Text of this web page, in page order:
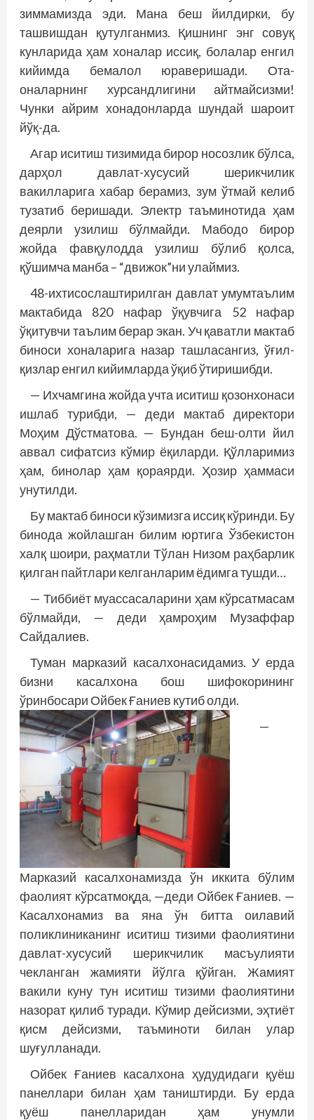
зиммамизда эди. Мана беш йилдирки, бу
ташвишдан қутулганмиз. Қишнинг энг совуқ
кунларида ҳам хоналар иссиқ, болалар енгил
кийимда бемалол юраверишади. Ота-
оналарнинг хурсандлигини айтмайсизми!
Чунки айрим хонадонларда шундай шароит
йўқ-да.
Агар иситиш тизимида бирор носозлик бўлса,
дарҳол давлат-хусусий шерикчилик
вакилларига хабар берамиз, зум ўтмай келиб
тузатиб беришади. Электр таъминотида ҳам
деярли узилиш бўлмайди. Мабодо бирор
жойда фавқулодда узилиш бўлиб қолса,
қўшимча манба – “движок”ни улаймиз.
48-ихтисослаштирилган давлат умумтаълим
мактабида 820 нафар ўқувчига 52 нафар
ўқитувчи таълим берар экан. Уч қаватли мактаб
биноси хоналарига назар ташласангиз, ўғил-
қизлар енгил кийимларда ўқиб ўтиришибди.
— Ихчамгина жойда учта иситиш қозонхонаси
ишлаб турибди, — деди мактаб директори
Моҳим Дўстматова. — Бундан беш-олти йил
аввал сифатсиз кўмир ёқиларди. Қўлларимиз
ҳам, бинолар ҳам қораярди. Ҳозир ҳаммаси
унутилди.
Бу мактаб биноси кўзимизга иссиқ кўринди. Бу
бинода жойлашган билим юртига Ўзбекистон
халқ шоири, раҳматли Тўлан Низом раҳбарлик
қилган пайтлари келганларим ёдимга тушди…
— Тиббиёт муассасаларини ҳам кўрсатмасам
бўлмайди, — деди ҳамроҳим Музаффар
Сайдалиев.
Туман марказий касалхонасидамиз. У ерда
бизни касалхона бош шифокорининг
ўринбосари Ойбек Ғаниев кутиб олди.
—
Марказий касалхонамизда ўн иккита бўлим
фаолият кўрсатмоқда, —деди Ойбек Ғаниев. —
Касалхонамиз ва яна ўн битта оилавий
поликлиниканинг иситиш тизими фаолиятини
давлат-хусусий шерикчилик масъулияти
чекланган жамияти йўлга қўйган. Жамият
вакили куну тун иситиш тизими фаолиятини
назорат қилиб туради. Кўмир дейсизми, эҳтиёт
қисм дейсизми, таъминоти билан улар
шуғулланади.
Ойбек Ғаниев касалхона ҳудудидаги қуёш
панеллари билан ҳам таништирди. Бу ерда
қуёш панелларидан ҳам унумли